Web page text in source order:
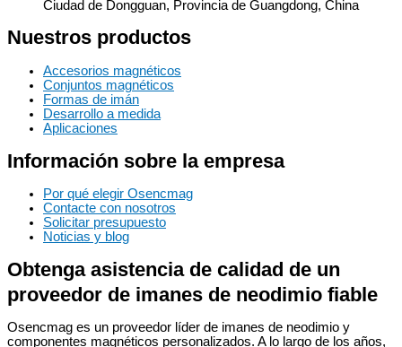
Ciudad de Dongguan, Provincia de Guangdong, China
Nuestros productos
Accesorios magnéticos
Conjuntos magnéticos
Formas de imán
Desarrollo a medida
Aplicaciones
Información sobre la empresa
Por qué elegir Osencmag
Contacte con nosotros
Solicitar presupuesto
Noticias y blog
Obtenga asistencia de calidad de un
proveedor de imanes de neodimio fiable
Osencmag es un proveedor líder de imanes de neodimio y
componentes magnéticos personalizados. A lo largo de los años,